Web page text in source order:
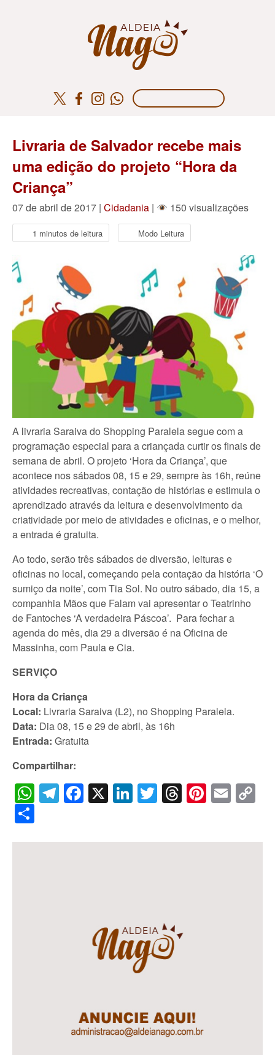
Livraria de Salvador recebe mais
uma edição do projeto “Hora da
Criança”
07 de abril de 2017 | Cidadania | 150 visualizações
1 minutos de leitura Modo Leitura
A livraria Saraiva do Shopping Paralela segue com a
programação especial para a criançada curtir os finais de
semana de abril. O projeto ‘Hora da Criança’, que
acontece nos sábados 08, 15 e 29, sempre às 16h, reúne
atividades recreativas, contação de histórias e estimula o
aprendizado através da leitura e desenvolvimento da
criatividade por meio de atividades e oficinas, e o melhor,
a entrada é gratuita.
Ao todo, serão três sábados de diversão, leituras e
oficinas no local, começando pela contação da história ‘O
sumiço da noite’, com Tia Sol. No outro sábado, dia 15, a
companhia Mãos que Falam vai apresentar o Teatrinho
de Fantoches ‘A verdadeira Páscoa’. Para fechar a
agenda do mês, dia 29 a diversão é na Oficina de
Massinha, com Paula e Cia.
SERVIÇO
Hora da Criança
Local: Livraria Saraiva (L2), no Shopping Paralela.
Data: Dia 08, 15 e 29 de abril, às 16h
Entrada: Gratuita
Compartilhar:
WhatsApp
Telegram
Facebook
X LinkedIn
Twitter
Threads